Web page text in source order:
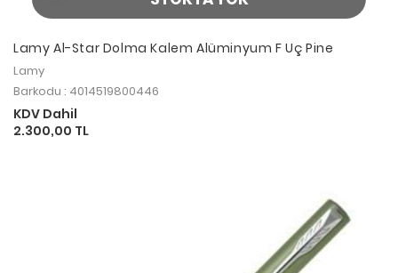
Lamy Al-Star Dolma Kalem Alüminyum F Uç Pine
Lamy
Barkodu : 4014519800446
KDV Dahil
2.300,00 TL